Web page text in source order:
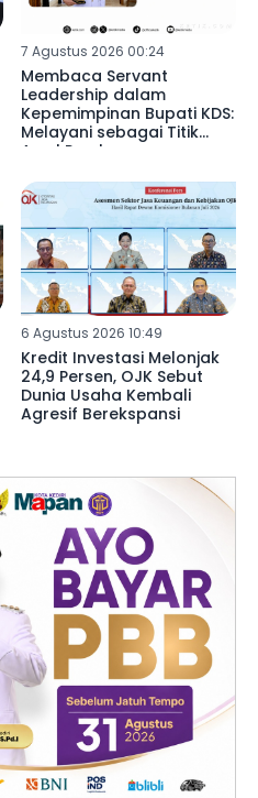
7 Agustus 2026 00:24
Membaca Servant
Leadership dalam
Kepemimpinan Bupati KDS:
Melayani sebagai Titik
Awal Pembangunan
6 Agustus 2026 10:49
Kredit Investasi Melonjak
24,9 Persen, OJK Sebut
Dunia Usaha Kembali
Agresif Berekspansi